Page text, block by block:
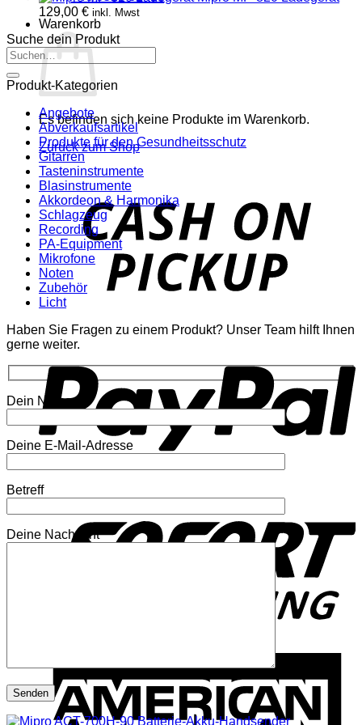
Warenkorb
Es befinden sich keine Produkte im Warenkorb.
Zurück zum Shop
129,00 € inkl. Mwst
Suche dein Produkt
Suchen
nach:
Produkt-Kategorien
Angebote
Abverkaufsartikel
Produkte für den Gesundheitsschutz
Gitarren
Tasteninstrumente
Blasinstrumente
Akkordeon & Harmonika
Schlagzeug
Recording
PA-Equipment
Mikrofone
Noten
Zubehör
Licht
Haben Sie Fragen zu einem Produkt? Unser Team hilft Ihnen
gerne weiter.
Dein Name
Deine E-Mail-Adresse
Betreff
Deine Nachricht